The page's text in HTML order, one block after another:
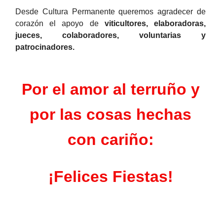
Desde Cultura Permanente queremos agradecer de
corazón el apoyo de viticultores, elaboradoras,
jueces, colaboradores, voluntarias y
patrocinadores.
Por el amor al terruño y
por las cosas hechas
con cariño:
¡Felices Fiestas!